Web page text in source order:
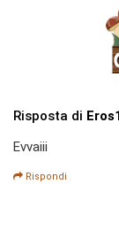
Risposta di
Evvaiii
Rispondi